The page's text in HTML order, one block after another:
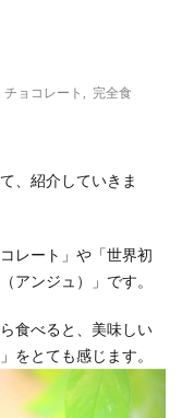
us
チョコレート 完全食
、紹介していきま
レート」や「世界初
アンジュ）」です。
食べると、美味しい
をとても感じます。